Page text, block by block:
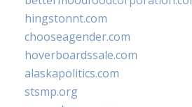
hingstonnt.com
chooseagender.com
hoverboardssale.com
alaskapolitics.com
stsmp.org